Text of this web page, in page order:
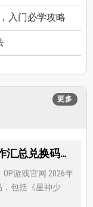
入门必学攻略
更多
【情报】2026年OP游戏官方人气作汇总兑换码大全，限时免费礼包领取-每月更新
游戏官网 2026年
包括《星神少